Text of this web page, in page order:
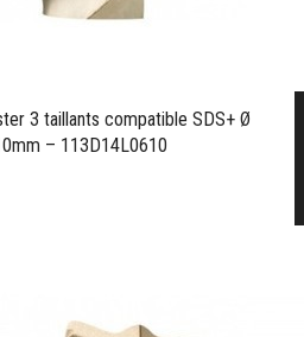
3 taillants compatible SDS+ Ø
– 113D14L0610